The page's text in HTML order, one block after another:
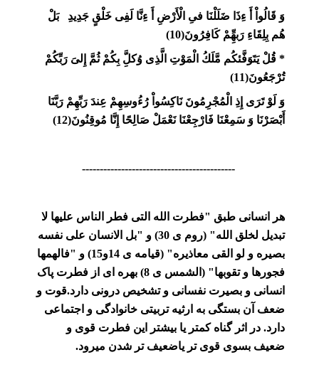
وَ قَالُواْ أَ ءِذَا ضَلَلْنَا فىِ الْأَرْضِ أَ ءِنَّا لَفِى خَلْقٍ جَدِيدِ بَلْ
هُم بِلِقَاءِ رَبهِِّمْ كَافِرُونَ(10)
* قُلْ يَتَوَفَّئكُم مَّلَكُ الْمَوْتِ الَّذِى وُكلّ‏َِ بِكُمْ ثُمَّ إِلىَ‏ رَبِّكُمْ
تُرْجَعُونَ(11)
وَ لَوْ تَرَى إِذِ الْمُجْرِمُونَ نَاكِسُواْ رُءُوسِهِمْ عِندَ رَبِّهِمْ رَبَّنَا
أَبْصَرْنَا وَ سَمِعْنَا فَارْجِعْنَا نَعْمَلْ صَالِحًا إِنَّا مُوقِنُونَ(12)
-------------------------------------------
هر انسانی طبق "فطر ت الله التی فطر الناس علیها لا
تبدیل لخلق الله" (روم ی 30) و "بل الانسان علی نفسه
بصیره و لو القی معاذیره" (قیامه ی 14و15) و "فالهمها
فجورها و تقوبها" (الشمس ی 8) بهره ای از فطرت پاک
انسانی و بصیرت نفسانی و تشخیص درونی دارد.قوت و
ضعف آن بستگی به ارثیه تربیتی خانوادگی و اجتماعی
دارد. در اثر گناه کمتر یا بیشتر این فطرت قوی و
ضعیف بسوی قوی تر یاضعیف تر شدن میرود.